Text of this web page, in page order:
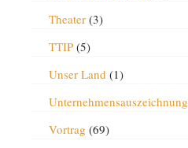
Theater(3)
TTIP(5)
Unser Land (1)
Unternehmensauszeichnung
Vortrag (69)